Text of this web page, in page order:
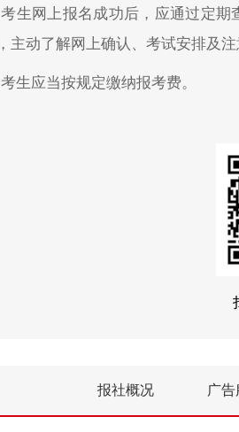
生网上报名成功后，应通过定
主动了解网上确认、考试安排及
生应当按规定缴纳报考费。
报社概况 广告